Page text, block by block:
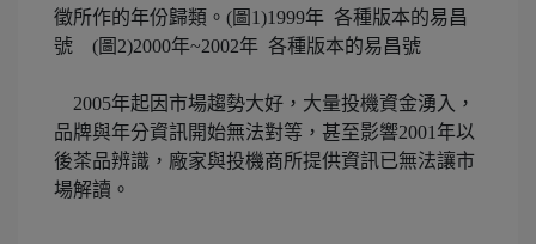
徵所作的年份歸類。(圖1)1999年 各種版本的易昌
號 (圖2)2000年~2002年 各種版本的易昌號
2005年起因市場趨勢大好，大量投機資金湧入，
品牌與年分資訊開始無法對等，甚至影響2001年以
後茶品辨識，廠家與投機商所提供資訊已無法讓市
場解讀。